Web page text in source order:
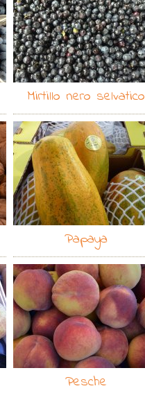
Mirtillo nero selvatico
Papaya
Pesche